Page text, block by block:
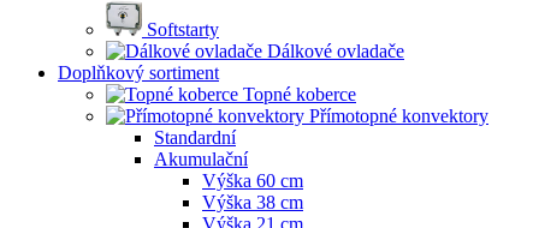
Softstarty
Dálkové ovladače
Doplňkový sortiment
Topné koberce
Přímotopné konvektory
Standardní
Akumulační
Výška 60 cm
Výška 38 cm
Výška 21 cm